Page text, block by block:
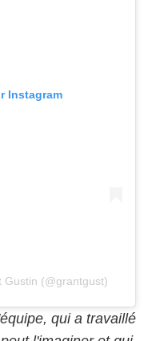
Instagram
Gustin (@grantgust)
qui a travaillé